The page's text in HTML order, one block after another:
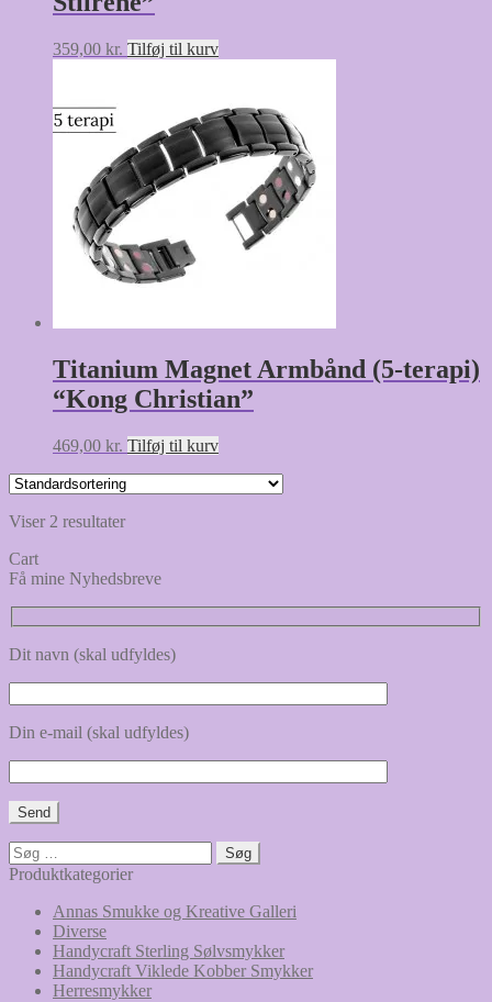
359,00 kr. Tilføj til kurv
Titanium Magnet Armbånd (5-terapi)
“Kong Christian”
469,00 kr. Tilføj til kurv
Viser 2 resultater
Cart
Få mine Nyhedsbreve
Dit navn (skal udfyldes)
Din e-mail (skal udfyldes)
Søg
efter:
Produktkategorier
Annas Smukke og Kreative Galleri
Diverse
Handycraft Sterling Sølvsmykker
Handycraft Viklede Kobber Smykker
Herresmykker